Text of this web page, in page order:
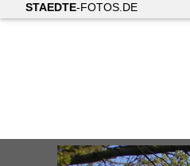
STAEDTE-FOTOS.DE